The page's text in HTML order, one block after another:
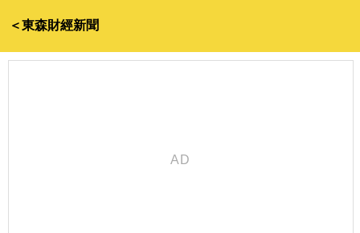
＜東森財經新聞